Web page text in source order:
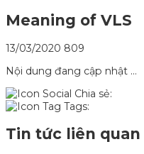
Meaning of VLS
13/03/2020 809
Nội dung đang cập nhật …
Chia sẻ:
Tags:
Tin tức liên quan